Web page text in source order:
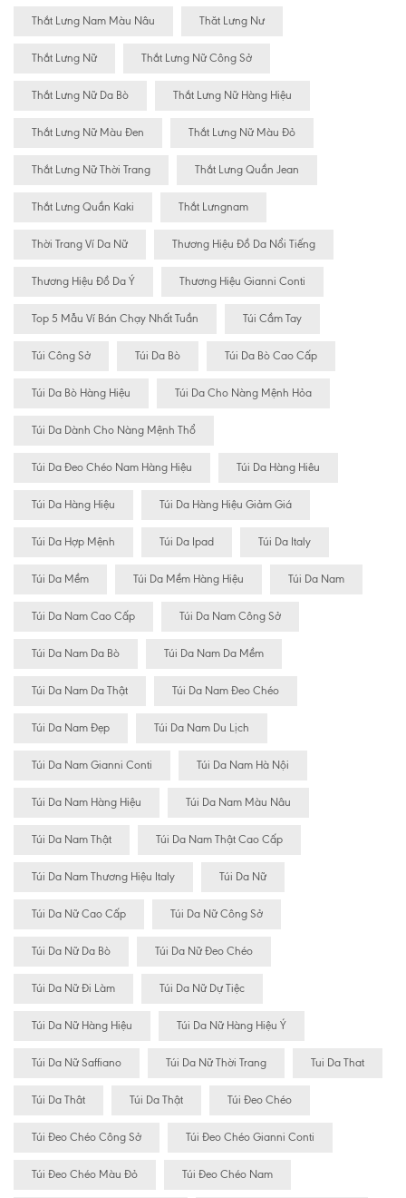
Thắt Lưng Nam Màu Nâu Thăt Lưng Nư
Thắt Lưng Nữ Thắt Lưng Nữ Công Sở
Thắt Lưng Nữ Da Bò Thắt Lưng Nữ Hàng Hiệu
Thắt Lưng Nữ Màu Đen Thắt Lưng Nữ Màu Đỏ
Thắt Lưng Nữ Thời Trang Thắt Lưng Quần Jean
Thắt Lưng Quần Kaki Thắt Lưngnam
Thời Trang Ví Da Nữ Thương Hiệu Đồ Da Nổi Tiếng
Thương Hiệu Đồ Da Ý Thương Hiệu Gianni Conti
Top 5 Mẫu Ví Bán Chạy Nhất Tuần Túi Cầm Tay
Túi Công Sở Túi Da Bò Túi Da Bò Cao Cấp
Túi Da Bò Hàng Hiệu Túi Da Cho Nàng Mệnh Hỏa
Túi Da Dành Cho Nàng Mệnh Thổ
Túi Da Đeo Chéo Nam Hàng Hiệu Túi Da Hàng Hiêu
Túi Da Hàng Hiệu Túi Da Hàng Hiệu Giảm Giá
Túi Da Hợp Mệnh Túi Da Ipad Túi Da Italy
Túi Da Mềm Túi Da Mềm Hàng Hiệu Túi Da Nam
Túi Da Nam Cao Cấp Túi Da Nam Công Sở
Túi Da Nam Da Bò Túi Da Nam Da Mềm
Túi Da Nam Da Thật Túi Da Nam Đeo Chéo
Túi Da Nam Đẹp Túi Da Nam Du Lịch
Túi Da Nam Gianni Conti Túi Da Nam Hà Nội
Túi Da Nam Hàng Hiệu Túi Da Nam Màu Nâu
Túi Da Nam Thật Túi Da Nam Thật Cao Cấp
Túi Da Nam Thương Hiệu Italy Túi Da Nữ
Túi Da Nữ Cao Cấp Túi Da Nữ Công Sở
Túi Da Nữ Da Bò Túi Da Nữ Đeo Chéo
Túi Da Nữ Đi Làm Túi Da Nữ Dự Tiệc
Túi Da Nữ Hàng Hiệu Túi Da Nữ Hàng Hiệu Ý
Túi Da Nữ Saffiano Túi Da Nữ Thời Trang Tui Da That
Túi Da Thât Túi Da Thật Túi Đeo Chéo
Túi Đeo Chéo Công Sở Túi Đeo Chéo Gianni Conti
Túi Đeo Chéo Màu Đỏ Túi Đeo Chéo Nam